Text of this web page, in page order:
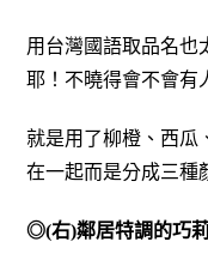
用台灣國語取品名也
耶！不曉得會不會有
就是用了柳橙、西瓜
在一起而是分成三種
◎(右)鄰居特調的巧